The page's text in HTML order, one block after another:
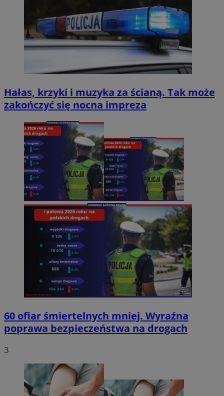
Hałas, krzyki i muzyka za ścianą. Tak może
zakończyć się nocna impreza
60 ofiar śmiertelnych mniej. Wyraźna
poprawa bezpieczeństwa na drogach
3